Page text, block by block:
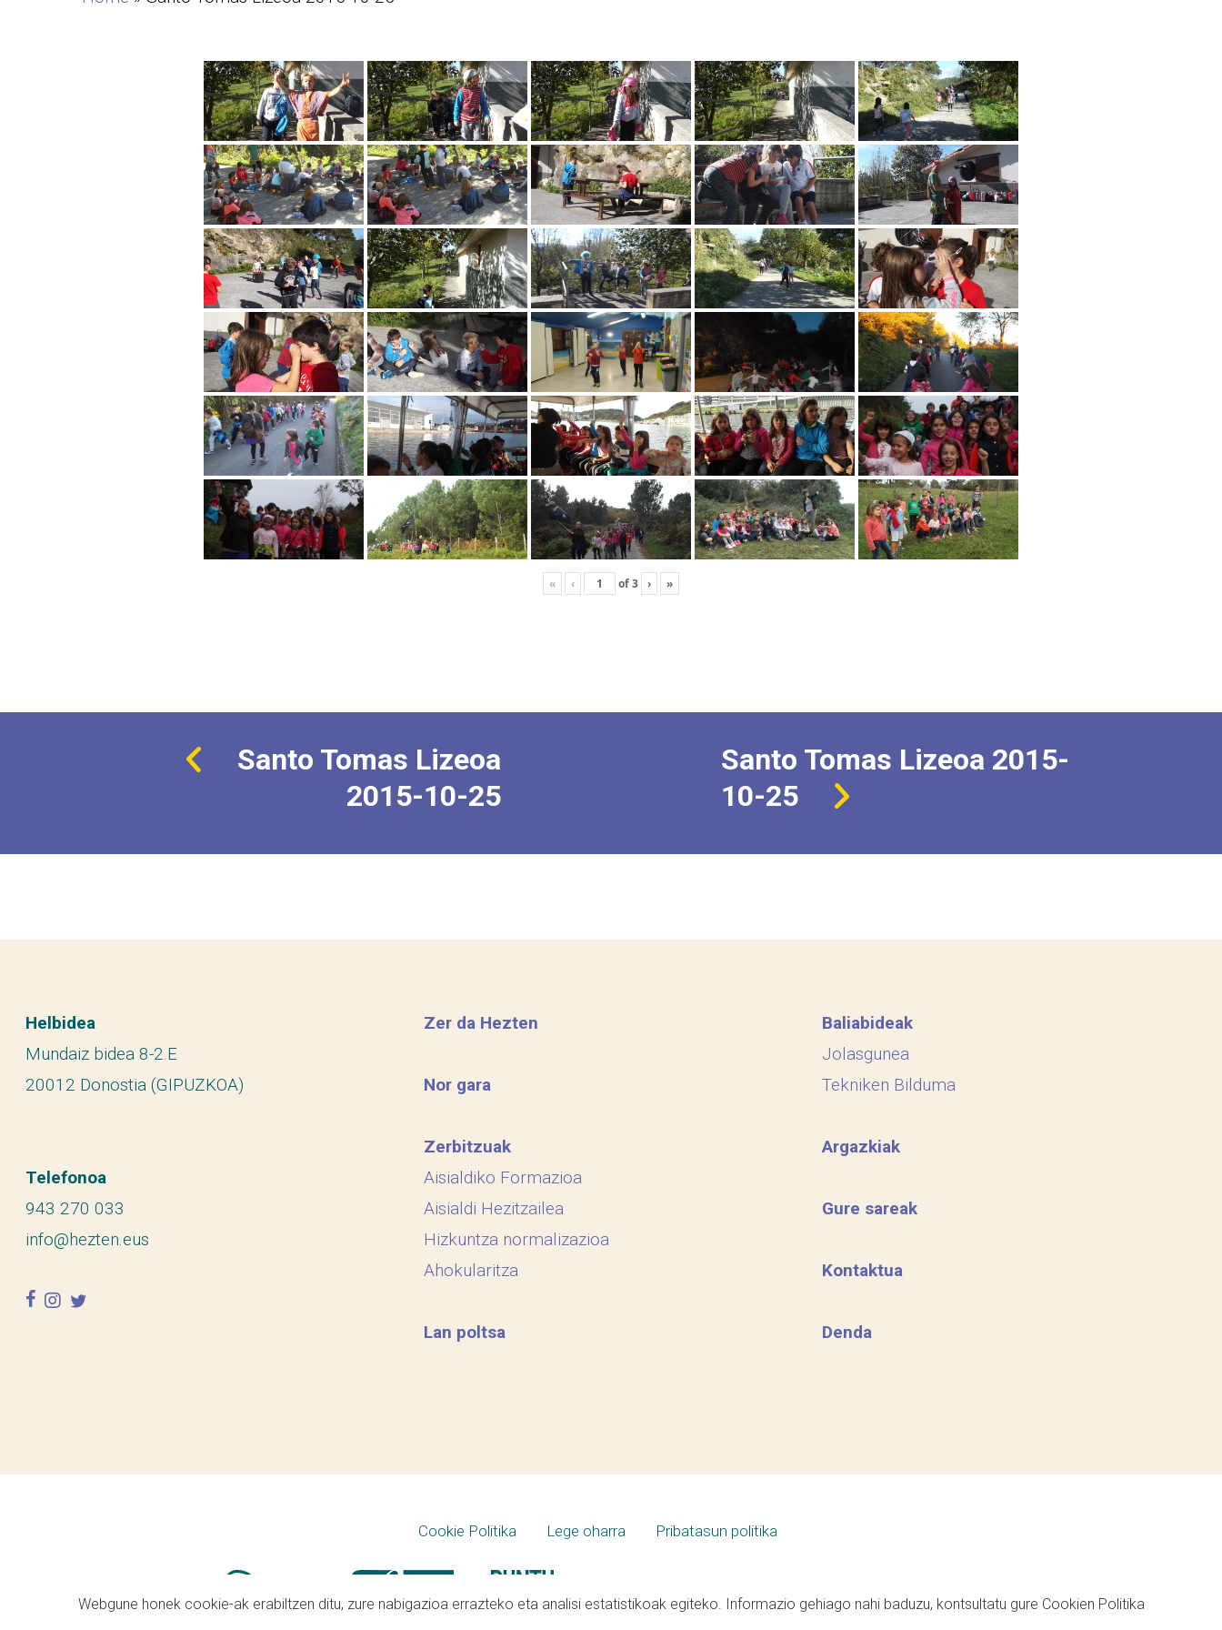
« ‹ of3 › »
Santo Tomas Lizeoa
2015-10-25
Santo Tomas Lizeoa 2015-
10-25
Helbidea
Mundaiz bidea 8-2.E
20012 Donostia (GIPUZKOA)
Telefonoa
943 270 033
info@hezten.eus
facebook
instagram
twitter
Zer da Hezten
Nor gara
Zerbitzuak
Aisialdiko Formazioa
Aisialdi Hezitzailea
Hizkuntza normalizazioa
Ahokularitza
Lan poltsa
Baliabideak
Jolasgunea
Tekniken Bilduma
Argazkiak
Gure sareak
Kontaktua
Denda
Cookie Politika Lege oharra Pribatasun politika
Webgune honek cookie-ak erabiltzen ditu, zure nabigazioa errazteko eta analisi estatistikoak egiteko. Informazio gehiago nahi baduzu, kontsultatu gure Cookien Politika